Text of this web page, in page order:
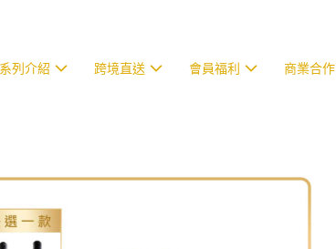
列介紹 跨境直送 會員福利 商業合作